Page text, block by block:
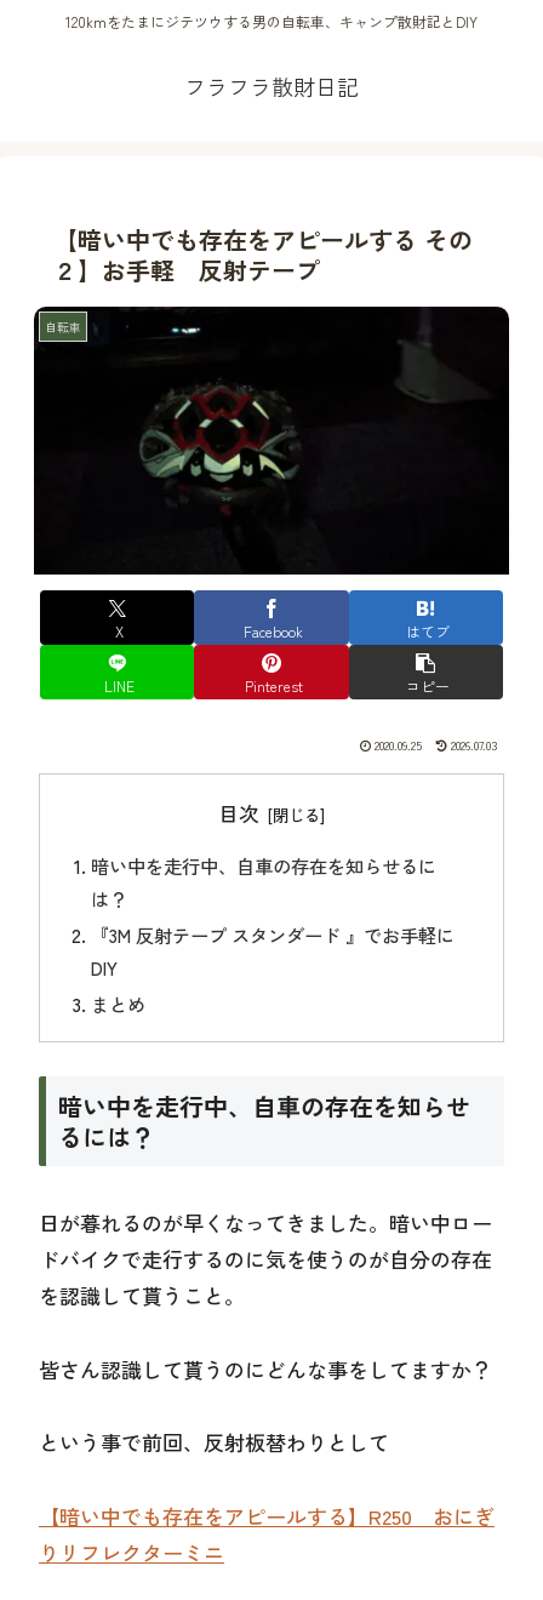
120kmをたまにジテツウする男の自転車、キャンプ散財記とDIY
フラフラ散財日記
【暗い中でも存在をアピールする その
２】お手軽 反射テープ
自転車
X Facebook はてブ
LINE Pinterest コピー
2020.09.25 2026.07.03
目次
暗い中を走行中、自車の存在を知らせるに
は？
『3M 反射テープ スタンダード 』でお手軽に
DIY
まとめ
暗い中を走行中、自車の存在を知らせ
るには？
日が暮れるのが早くなってきました。暗い中ロー
ドバイクで走行するのに気を使うのが自分の存在
を認識して貰うこと。
皆さん認識して貰うのにどんな事をしてますか？
という事で前回、反射板替わりとして
【暗い中でも存在をアピールする】R250 おにぎ
りリフレクターミニ